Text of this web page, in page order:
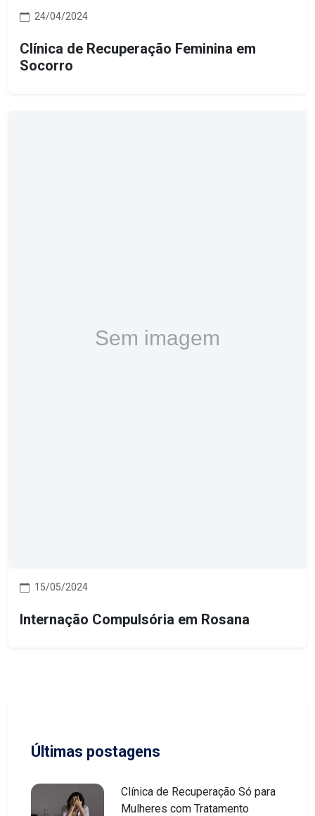
24/04/2024
Clínica de Recuperação Feminina em
Socorro
15/05/2024
Internação Compulsória em Rosana
Últimas postagens
Clínica de Recuperação Só para
Mulheres com Tratamento